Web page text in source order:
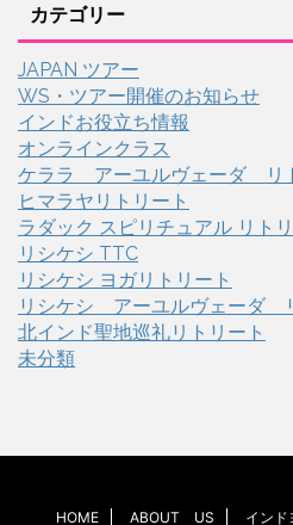
カテゴリー
JAPAN ツアー
WS・ツアー開催のお知らせ
インドお役立ち情報
オンラインクラス
ケララ アーユルヴェーダ リ
ヒマラヤリトリート
ラダック スピリチュアル リト
リシケシ TTC
リシケシ ヨガリトリート
リシケシ アーユルヴェーダ
北インド聖地巡礼リトリート
未分類
HOME ABOUT US インド